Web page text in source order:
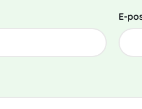
E-